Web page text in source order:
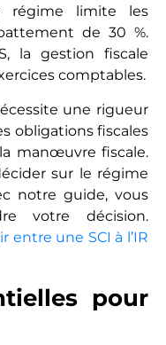
régime limite les
de 30 %.
la gestion fiscale
comptables.
une rigueur
obligations fiscales
manœuvre fiscale.
sur le régime
notre guide, vous
votre décision.
entre une SCI à l’IR
pour